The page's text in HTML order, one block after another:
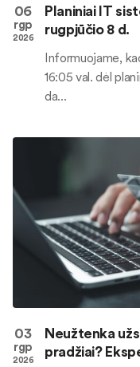
06
rgp
2026
Planiniai IT
rugpjūčio 8 d.
Informuojame,
16:05 val. dėl
da...
03
rgp
2026
Neužtenka
pradžiai?